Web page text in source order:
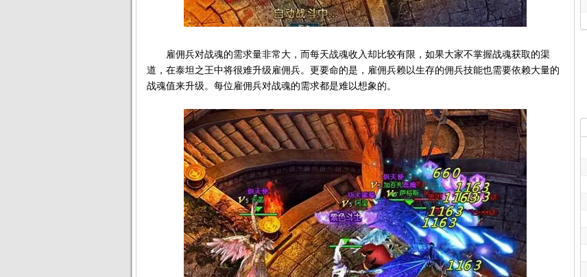
雇佣兵对战魂的需求量非常大，而每天战魂收入却比较有限，如果大家不掌握战魂获取的渠
道，在泰坦之王中将很难升级雇佣兵。更要命的是，雇佣兵赖以生存的佣兵技能也需要依赖大量的
战魂值来升级。每位雇佣兵对战魂的需求都是难以想象的。